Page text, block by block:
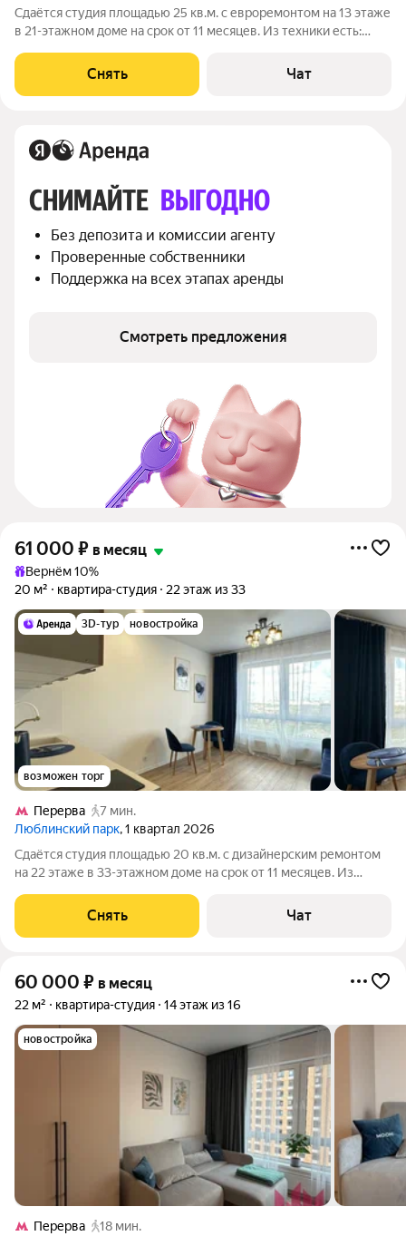
Сдаётся студия площадью 25 кв.м. с евроремонтом на 13 этаже
в 21-этажном доме на срок от 11 месяцев. Из техники есть:
монолитный, окна выходят во двор. В подъезде 3 лифта - 1
грузовой и 2
Снять Чат
СНИМАЙТЕ ВЫГОДНО
Без депозита и комиссии агенту
Проверенные собственники
Поддержка на всех этапах аренды
Смотреть предложения
61 000 ₽ в месяц
Вернём 10%
20 м²
квартира-студия 22 этаж из 33
3D-тур новостройка
возможен торг
Перерва
7 мин.
Люблинский парк, 1 квартал 2026
Сдаётся студия площадью 20 кв.м. с дизайнерским ремонтом
на 22 этаже в 33-этажном доме на срок от 11 месяцев. Из
Посудомоечная машина Кондиционер Дом - блочный.
Коммунальные услуги по счетчикам
Снять Чат
60 000 ₽ в месяц
22 м² квартира-студия 14 этаж из 16
новостройка
Перерва
18 мин.